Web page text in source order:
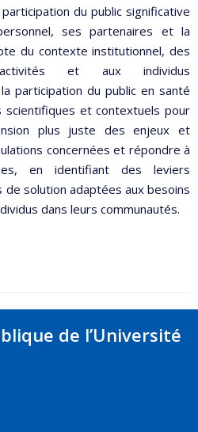
du public significative
ses partenaires et la
du contexte institutionnel, des
et aux individus
participation du public en santé
et contextuels pour
plus juste des enjeux et
concernées et répondre à
en identifiant des leviers
solution adaptées aux besoins
dans leurs communautés.
de l’Université